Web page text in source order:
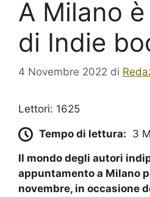
A Milano
di Indie
4 Novembre 2022 di
Lettori: 1625
Tempo di lettura: 3
Il mondo degli autori
appuntamento a Milano
novembre, in occasione